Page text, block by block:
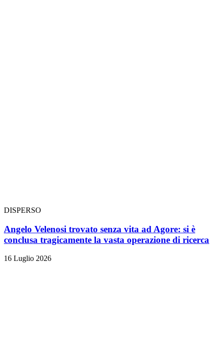
DISPERSO
Angelo Velenosi trovato senza vita ad Agore: si è
conclusa tragicamente la vasta operazione di ricerca
16 Luglio 2026